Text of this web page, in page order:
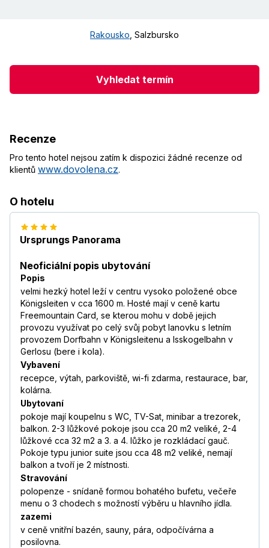
Rakousko Salzbursko
Vyhledat termín
Recenze
Pro tento hotel nejsou zatím k dispozici žádné recenze od
klientů www.dovolena.cz.
O hotelu
Ursprungs Panorama
Neoficiální popis ubytování
Popis
velmi hezký hotel leží v centru vysoko položené obce
Königsleiten v cca 1600 m. Hosté mají v ceně kartu
Freemountain Card, se kterou mohu v době jejich
provozu využívat po celý svůj pobyt lanovku s letním
provozem Dorfbahn v Königsleitenu a Isskogelbahn v
Gerlosu (bere i kola).
Vybavení
recepce, výtah, parkoviště, wi-fi zdarma, restaurace, bar,
kolárna.
Ubytovaní
pokoje mají koupelnu s WC, TV-Sat, minibar a trezorek,
balkon. 2-3 lůžkové pokoje jsou cca 20 m2 veliké, 2-4
lůžkové cca 32 m2 a 3. a 4. lůžko je rozkládací gauč.
Pokoje typu junior suite jsou cca 48 m2 veliké, nemají
balkon a tvoří je 2 místnosti.
Stravování
polopenze - snídaně formou bohatého bufetu, večeře
menu o 3 chodech s možností výběru u hlavního jídla.
zazemi
v ceně vnitřní bazén, sauny, pára, odpočívárna a
posilovna.